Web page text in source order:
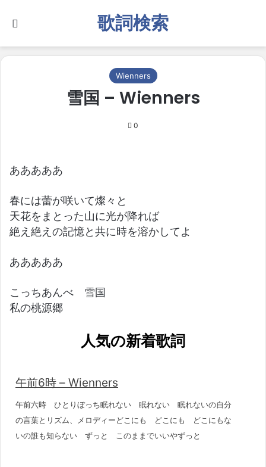
歌詞検索
Wienners
雪国 – Wienners
0
あああああ
春には蕾が咲いて燦々と
天花をまとった山に光が降れば
絶え絶えの記憶と共に時を溶かしてよ
あああああ
こっちあんべ 雪国
私の桃源郷
人気の新着歌詞
午前6時 – Wienners
午前六時 ひとりぼっち眠れない 眠れない 眠れないの自分
の言葉とリズム、メロディーどこにも どこにも どこにもな
いの誰も知らない ずっと このままでいいやずっと